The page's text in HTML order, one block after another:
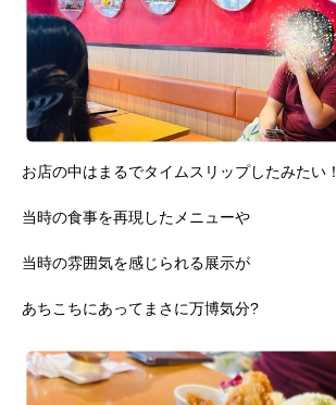
お店の中はまるでタイムスリップしたみたい！
当時の食事を再現したメニューや
当時の雰囲気を感じられる展示が
あちこちにあってまさに万博気分?